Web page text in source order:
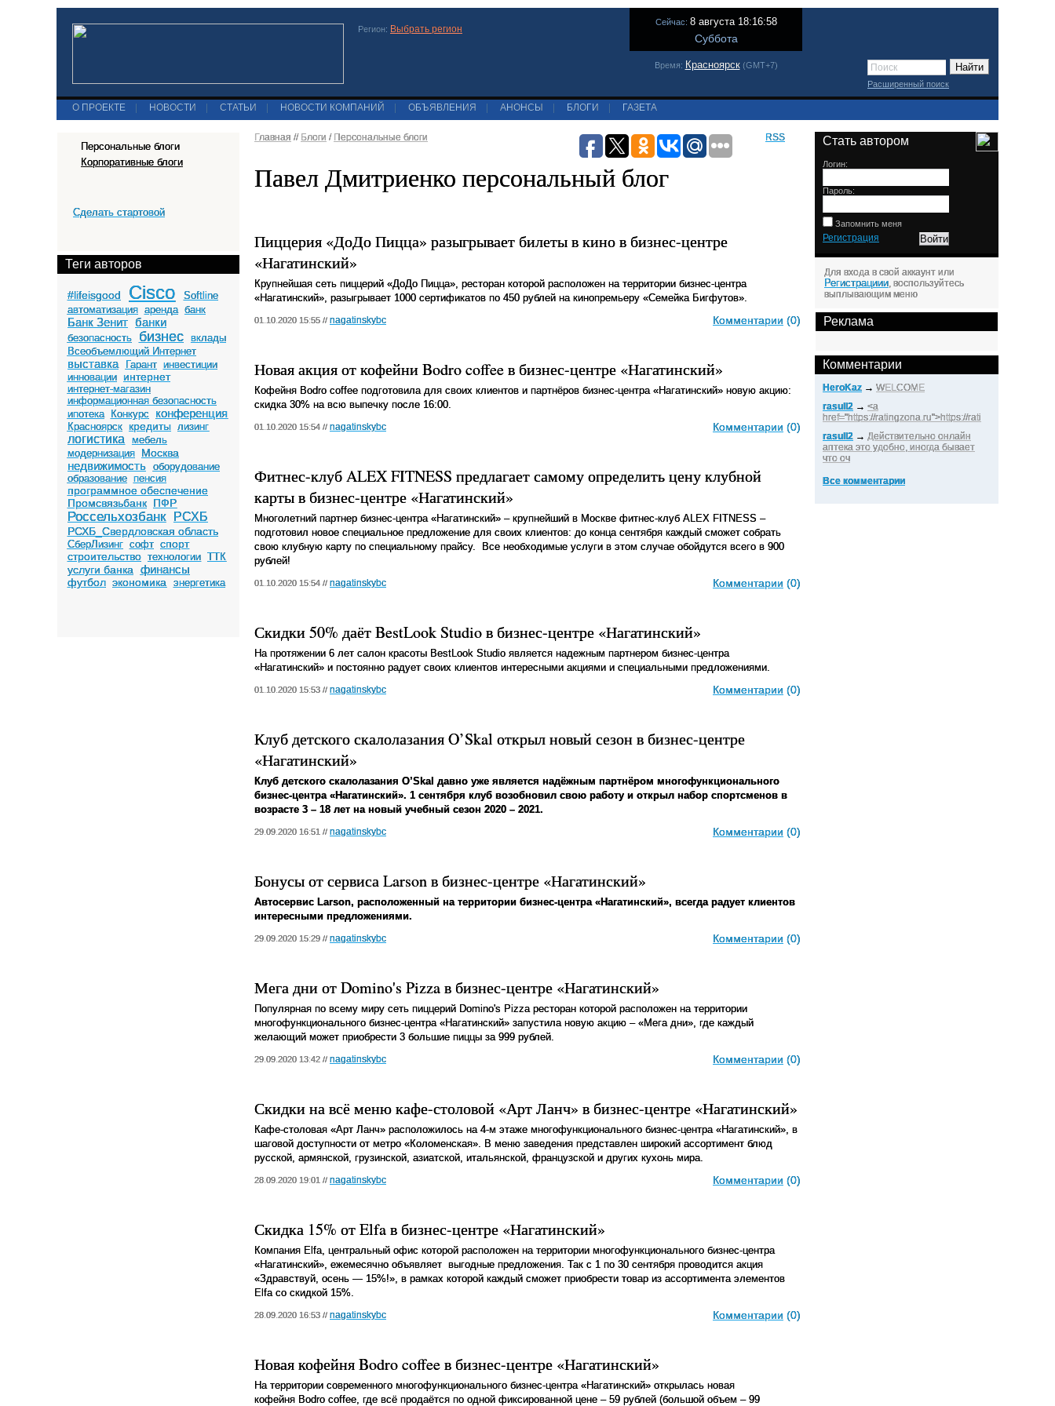
Регион: Выбрать регион
Сейчас: 8 августа 18:16:58
Суббота
Время: Красноярск(GMT+7)
Расширенный поиск
О ПРОЕКТЕ НОВОСТИ СТАТЬИ НОВОСТИ КОМПАНИЙ ОБЪЯВЛЕНИЯ АНОНСЫ БЛОГИ ГАЗЕТА
Персональные блоги
Корпоративные блоги
Сделать стартовой
Теги авторов
#lifeisgood Cisco
Softline
автоматизация аренда банк
Банк Зенит банки
безопасность бизнес
вклады
Всеобъемлющий Интернет
выставка Гарант инвестиции
инновации
интернет
интернет-магазин
информационная безопасность
ипотека
Конкурс конференция
Красноярск кредиты лизинг
логистика
мебель
модернизация
Москва
недвижимость оборудование
образование пенсия
программное обеспечение
Промсвязьбанк ПФР
Россельхозбанк РСХБ
РСХБ_Свердловская область
СберЛизинг софт спорт
строительство технологии ТТК
услуги банка финансы
футбол экономика энергетика
Главная // Блоги / Персональные блоги RSS
Павел Дмитриенко персональный блог
Пиццерия «ДоДо Пицца» разыгрывает билеты в кино в бизнес-центре
«Нагатинский»
Крупнейшая сеть пиццерий «ДоДо Пицца», ресторан которой расположен на территории бизнес-центра
«Нагатинский», разыгрывает 1000 сертификатов по 450 рублей на кинопремьеру «Семейка Бигфутов».
01.10.2020 15:55 // nagatinskybc Комментарии (0)
Новая акция от кофейни Bodro coffee в бизнес-центре «Нагатинский»
Кофейня Bodro coffee подготовила для своих клиентов и партнёров бизнес-центра «Нагатинский» новую акцию:
скидка 30% на всю выпечку после 16:00.
01.10.2020 15:54 // nagatinskybc Комментарии (0)
Фитнес-клуб ALEX FITNESS предлагает самому определить цену клубной
карты в бизнес-центре «Нагатинский»
Многолетний партнер бизнес-центра «Нагатинский» – крупнейший в Москве фитнес-клуб ALEX FITNESS –
подготовил новое специальное предложение для своих клиентов: до конца сентября каждый сможет собрать
свою клубную карту по специальному прайсу. Все необходимые услуги в этом случае обойдутся всего в 900
рублей!
01.10.2020 15:54 // nagatinskybc Комментарии (0)
Скидки 50% даёт BestLook Studio в бизнес-центре «Нагатинский»
На протяжении 6 лет салон красоты BestLook Studio является надежным партнером бизнес-центра
«Нагатинский» и постоянно радует своих клиентов интересными акциями и специальными предложениями.
01.10.2020 15:53 // nagatinskybc Комментарии (0)
Клуб детского скалолазания O’Skal открыл новый сезон в бизнес-центре
«Нагатинский»
Клуб детского скалолазания O’Skal давно уже является надёжным партнёром многофункционального
бизнес-центра «Нагатинский». 1 сентября клуб возобновил свою работу и открыл набор спортсменов в
возрасте 3 – 18 лет на новый учебный сезон 2020 – 2021.
29.09.2020 16:51 // nagatinskybc Комментарии (0)
Бонусы от сервиса Larson в бизнес-центре «Нагатинский»
Автосервис Larson, расположенный на территории бизнес-центра «Нагатинский», всегда радует клиентов
интересными предложениями.
29.09.2020 15:29 // nagatinskybc Комментарии (0)
Мега дни от Domino's Pizza в бизнес-центре «Нагатинский»
Популярная по всему миру сеть пиццерий Domino's Pizza ресторан которой расположен на территории
многофункционального бизнес-центра «Нагатинский» запустила новую акцию – «Мега дни», где каждый
желающий может приобрести 3 большие пиццы за 999 рублей.
29.09.2020 13:42 // nagatinskybc Комментарии (0)
Скидки на всё меню кафе-столовой «Арт Ланч» в бизнес-центре «Нагатинский»
Кафе-столовая «Арт Ланч» расположилось на 4-м этаже многофункционального бизнес-центра «Нагатинский», в
шаговой доступности от метро «Коломенская». В меню заведения представлен широкий ассортимент блюд
русской, армянской, грузинской, азиатской, итальянской, французской и других кухонь мира.
28.09.2020 19:01 // nagatinskybc Комментарии (0)
Скидка 15% от Elfa в бизнес-центре «Нагатинский»
Компания Elfa, центральный офис которой расположен на территории многофункционального бизнес-центра
«Нагатинский», ежемесячно объявляет выгодные предложения. Так с 1 по 30 сентября проводится акция
«Здравствуй, осень — 15%!», в рамках которой каждый сможет приобрести товар из ассортимента элементов
Elfa со скидкой 15%.
28.09.2020 16:53 // nagatinskybc Комментарии (0)
Новая кофейня Bodro coffee в бизнес-центре «Нагатинский»
На территории современного многофункционального бизнес-центра «Нагатинский» открылась новая
кофейня Bodro coffee, где всё продаётся по одной фиксированной цене – 59 рублей (большой объем – 99
Стать автором
Логин:
Пароль:
Запомнить меня
Регистрация
Для входа в свой аккаунт или
Регистрациии , воспользуйтесь
выплывающим меню
Реклама
Комментарии
HeroKaz → WELCOME
rasull2 → <a
href="https://ratingzona.ru">https://rati
rasull2 → Действительно онлайн
аптека это удобно, иногда бывает
что оч
Все комментарии